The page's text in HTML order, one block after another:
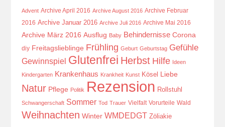
Advent Archive April 2016 Archive August 2016 Archive Februar
2016 Archive Januar 2016 Archive Juli 2016 Archive Mai 2016
Archive März 2016 Ausflug Baby Behindernisse Corona
diy Freitagslieblinge Frühling Geburt Geburtstag Gefühle
Gewinnspiel Glutenfrei Herbst Hilfe Ideen
Kindergarten Krankenhaus Krankheit Kunst Kösel Liebe
Natur Pflege Politik Rezension Rollstuhl
Schwangerschaft Sommer Tod Trauer Vielfalt Vorurteile Wald
Weihnachten Winter WMDEDGT Zöliakie